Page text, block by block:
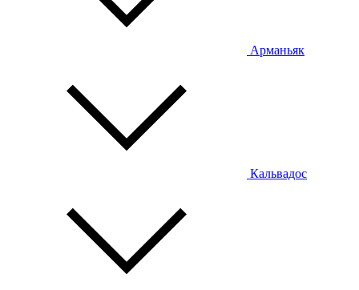
Арманьяк
Кальвадос